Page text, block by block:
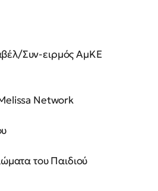
Συν-ειρμός ΑμΚΕ
Network
του Παιδιού